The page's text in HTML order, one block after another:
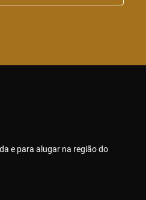
e para alugar na região do